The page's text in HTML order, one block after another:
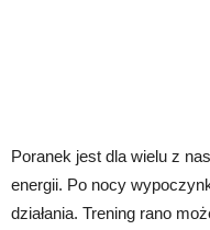
Poranek jest dla wielu z
energii. Po nocy
działania. Trening rano